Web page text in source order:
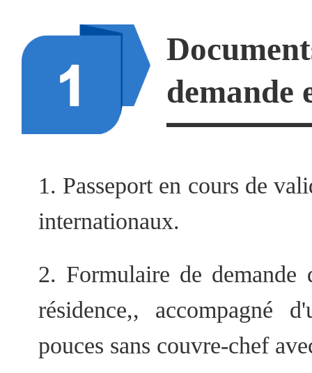
demande
1. Passeport en cours de
internationaux.
2. Formulaire de demande
résidence,, accompagné
pouces sans couvre-chef